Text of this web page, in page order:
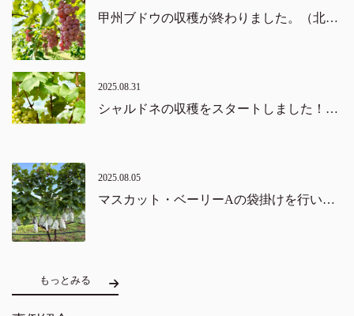
甲州ブドウの収穫が終わりました。（北杜市・韮崎市）
2025.08.31
シャルドネの収穫をスタートしました！（北杜市）
2025.08.05
マスカット・ベーリーAの袋掛けを行いました。（北杜市）
もっとみる